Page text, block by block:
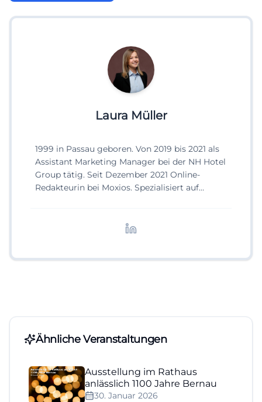
Laura Müller
1999 in Passau geboren. Von 2019 bis 2021 als
Assistant Marketing Manager bei der NH Hotel
Group tätig. Seit Dezember 2021 Online-
Redakteurin bei Moxios. Spezialisiert auf
Ähnliche Veranstaltungen
Ausstellung im Rathaus
anlässlich 1100 Jahre Bernau
30. Januar 2026